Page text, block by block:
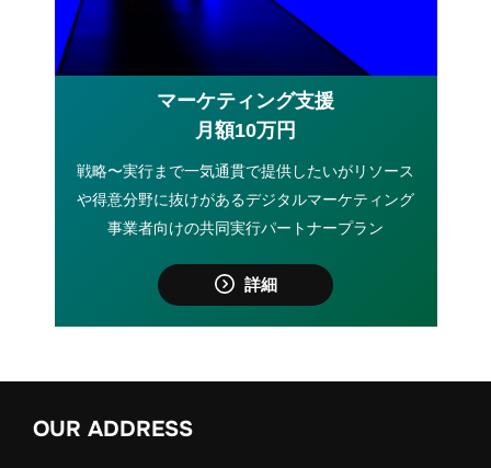
マーケティング支援
月額10万円
戦略〜実行まで一気通貫で提供したいがリソース
や得意分野に抜けがあるデジタルマーケティング
事業者向けの共同実行パートナープラン
詳細
OUR ADDRESS